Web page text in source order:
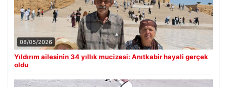
08/05/2026
Yıldırım ailesinin 34 yıllık mucizesi: Anıtkabir hayali gerçek
oldu